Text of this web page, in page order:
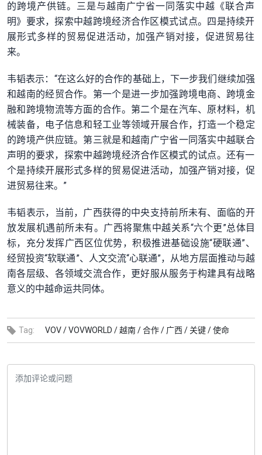
的跨境产供链。 三是与越南广宁省一同落实中越《联合声
明》要求，探索中越跨境经济合作区模式试点。 四是持续开
展形式多样的贸易促进活动，加强产销对接，促进贸易往
来。
韦韬表示：“在这么好的合作的基础上， 下一步我们继续加强
和越南的经贸合作。 第一个是进一步加强跨境电商、跨境金
融和跨境物流等方面的合作。 第二个是在汽车、原材料，机
械装备， 电子信息和轻工业等领域开展合作，打造一个稳定
的跨境产供应链。 第三就是和越南广宁省一同落实中越联合
声明的要求， 探索中越跨境经济合作区模式的试点。 还有一
个是持续开展形式多样的贸易促进活动，加强产销对接， 促
进贸易往来。”
韦韬表示，当前，广西获得的中央支持前所未有、 面临的开
放发展机遇前所未有。广西将聚焦中越关系“六个更”总体目
标，充分发挥广西区位优势，积极推进基础设施“硬联通”、
经贸投资“软联通”、人文交流“心联通”， 从地方层面推动与越
南各层级、各领域交流合作，
更好服从服务于构建具有战略
意义的中越命运共同体。
Tag: VOV /VOVWORLD /越南 /合作 / 广西 / 关键 /使命